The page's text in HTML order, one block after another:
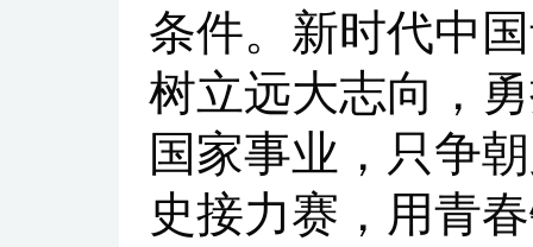
条件。新时代中
树立远大志向，
国家事业，只争
史接力赛，用青